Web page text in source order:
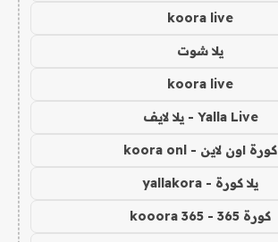
koora live
يلا شوت
koora live
Yalla Live - يلا لايف
كورة اون لاين - koora onl
يلا كورة - yallakora
كورة 365 - kooora 365